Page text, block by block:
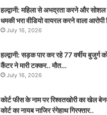
हल्द्वानी: महिला से अभद्रता करने और सोशल
धमकी भरा वीडियो वायरल करने वाला आरोपी
July 16, 2026
हल्द्वानी: सड़क पार कर रहे 77 वर्षीय बुजुर्ग
कैंटर ने मारी टक्कर.. मौत…
July 16, 2026
कोर्ट फीस के नाम पर रिश्वतखोरी का खेल
कोर्ट का नायब नाजिर रंगेहाथ गिरफ्तार..